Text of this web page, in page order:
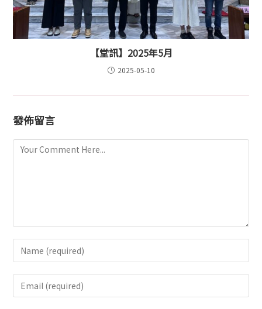
【堂訊】2025年5月
2025-05-10
發佈留言